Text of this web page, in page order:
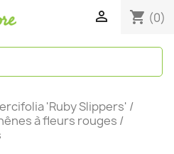
 shopping_cart (0)
'Ruby Slippers' /
à fleurs rouges /